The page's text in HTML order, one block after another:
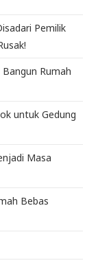
Pemilik
Rumah
untuk Gedung
Masa
Bebas